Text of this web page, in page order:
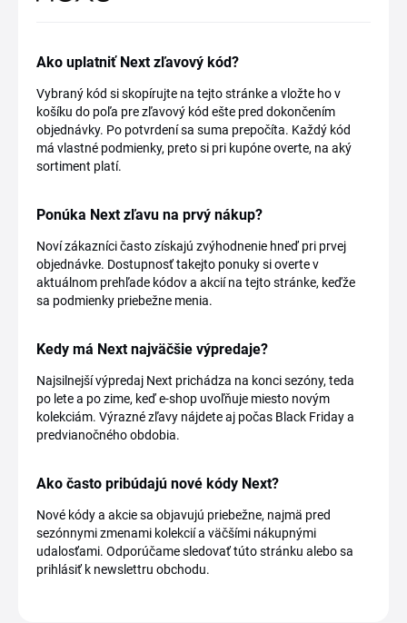
Ako uplatniť Next zľavový kód?
Vybraný kód si skopírujte na tejto stránke a vložte ho v
košíku do poľa pre zľavový kód ešte pred dokončením
objednávky. Po potvrdení sa suma prepočíta. Každý kód
má vlastné podmienky, preto si pri kupóne overte, na aký
sortiment platí.
Ponúka Next zľavu na prvý nákup?
Noví zákazníci často získajú zvýhodnenie hneď pri prvej
objednávke. Dostupnosť takejto ponuky si overte v
aktuálnom prehľade kódov a akcií na tejto stránke, keďže
sa podmienky priebežne menia.
Kedy má Next najväčšie výpredaje?
Najsilnejší výpredaj Next prichádza na konci sezóny, teda
po lete a po zime, keď e-shop uvoľňuje miesto novým
kolekciám. Výrazné zľavy nájdete aj počas Black Friday a
predvianočného obdobia.
Ako často pribúdajú nové kódy Next?
Nové kódy a akcie sa objavujú priebežne, najmä pred
sezónnymi zmenami kolekcií a väčšími nákupnými
udalosťami. Odporúčame sledovať túto stránku alebo sa
prihlásiť k newslettru obchodu.